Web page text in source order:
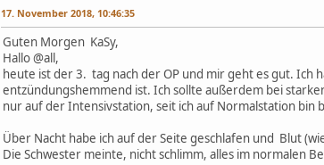
17. November 2018, 10:46:35
Guten Morgen KaSy,
Hallo @all,
heute ist der 3. tag nach der OP und mir geht es gut. Ich
entzündungshemmend ist. Ich sollte außerdem bei
nur auf der Intensivstation, seit ich auf Normalstation bin
Über Nacht habe ich auf der Seite geschlafen und Blut
Die Schwester meinte, nicht schlimm, alles im normalen